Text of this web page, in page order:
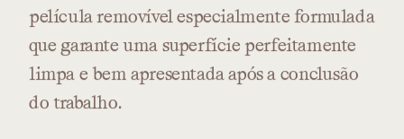
película removível especialmente formulada
que garante uma superfície perfeitamente
limpa e bem apresentadaapósa conclusão
do trabalho.